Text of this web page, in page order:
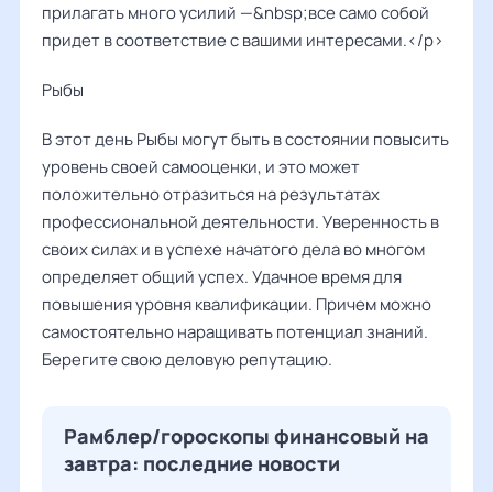
прилагать много усилий —&nbsp;все само собой
придет в соответствие с вашими интересами.</p>
Рыбы ‌‌
В этот день Рыбы могут быть в состоянии повысить
уровень своей самооценки, и это может
положительно отразиться на результатах
профессиональной деятельности. Уверенность в
своих силах и в успехе начатого дела во многом
определяет общий успех. Удачное время для
повышения уровня квалификации. Причем можно
самостоятельно наращивать потенциал знаний.
Берегите свою деловую репутацию.
Рамблер/гороскопы финансовый на
завтра: последние новости